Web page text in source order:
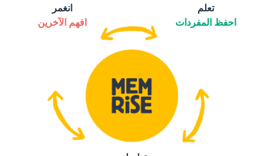
تعلم
احفظ المفردات
انغمر
افهم الآخرين